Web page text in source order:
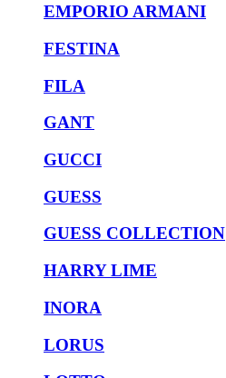
EMPORIO ARMANI
FESTINA
FILA
GANT
GUCCI
GUESS
GUESS COLLECTION
HARRY LIME
INORA
LORUS